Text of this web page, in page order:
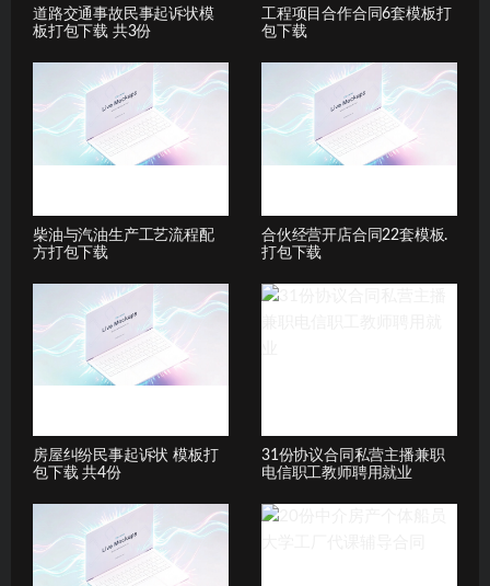
道路交通事故民事起诉状模
板打包下载 共3份
工程项目合作合同6套模板打
包下载
柴油与汽油生产工艺流程配
方打包下载
合伙经营开店合同22套模板.
打包下载
房屋纠纷民事起诉状 模板打
包下载 共4份
31份协议合同私营主播兼职
电信职工教师聘用就业